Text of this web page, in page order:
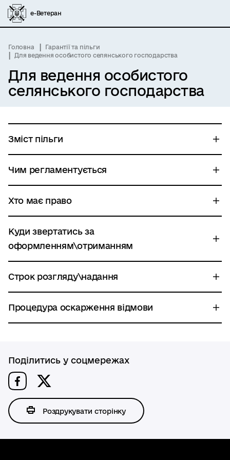
е-Ветеран
Головна
Гарантії та пільги
Для ведення особистого селянського господарства
Для ведення особистого
селянського господарства
Зміст пільги
Чим регламентується
Хто має право
Куди звертатись за
оформленням\отриманням
Строк розгляду\надання
Процедура оскарження відмови
Поділитись у соцмережах
Роздрукувати сторінку